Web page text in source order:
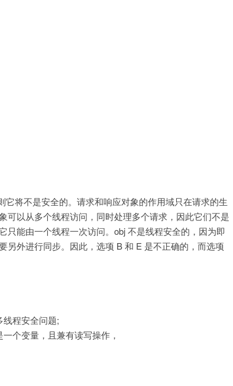
将不是安全的。请求和响应对象的作用域只在请求的生
可以从多个线程访问，同时处理多个请求，因此它们不是
能由一个线程一次访问。obj 不是线程安全的，因为即
另外进行同步。因此，选项 B 和 E 是不正确的，而选项
程安全问题;
个变量，且兼有读写操作，